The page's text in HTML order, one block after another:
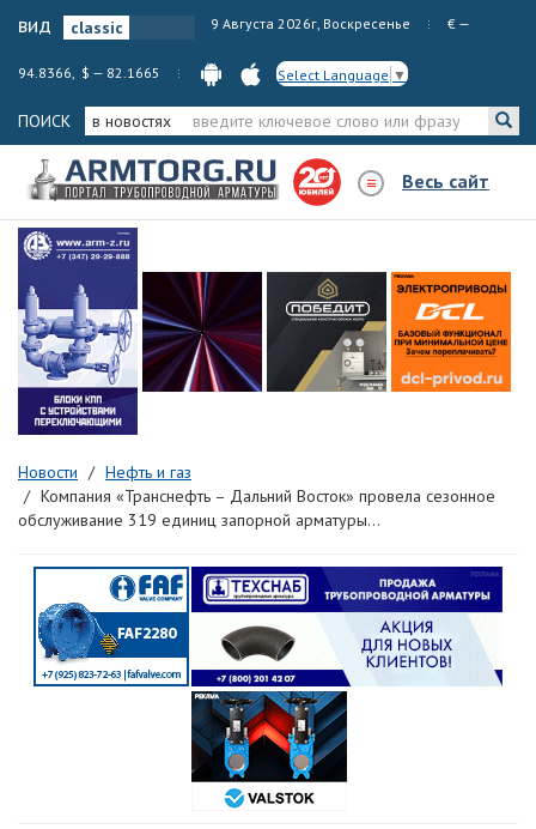
вид 9 Августа 2026г, Воскресенье € —
94.8366, $ — 82.1665 Select Language ▼
ПОИСК в новостях
Весь сайт
Новости
Нефть и газ
Компания «Транснефть – Дальний Восток» провела сезонное
обслуживание 319 единиц запорной арматуры...